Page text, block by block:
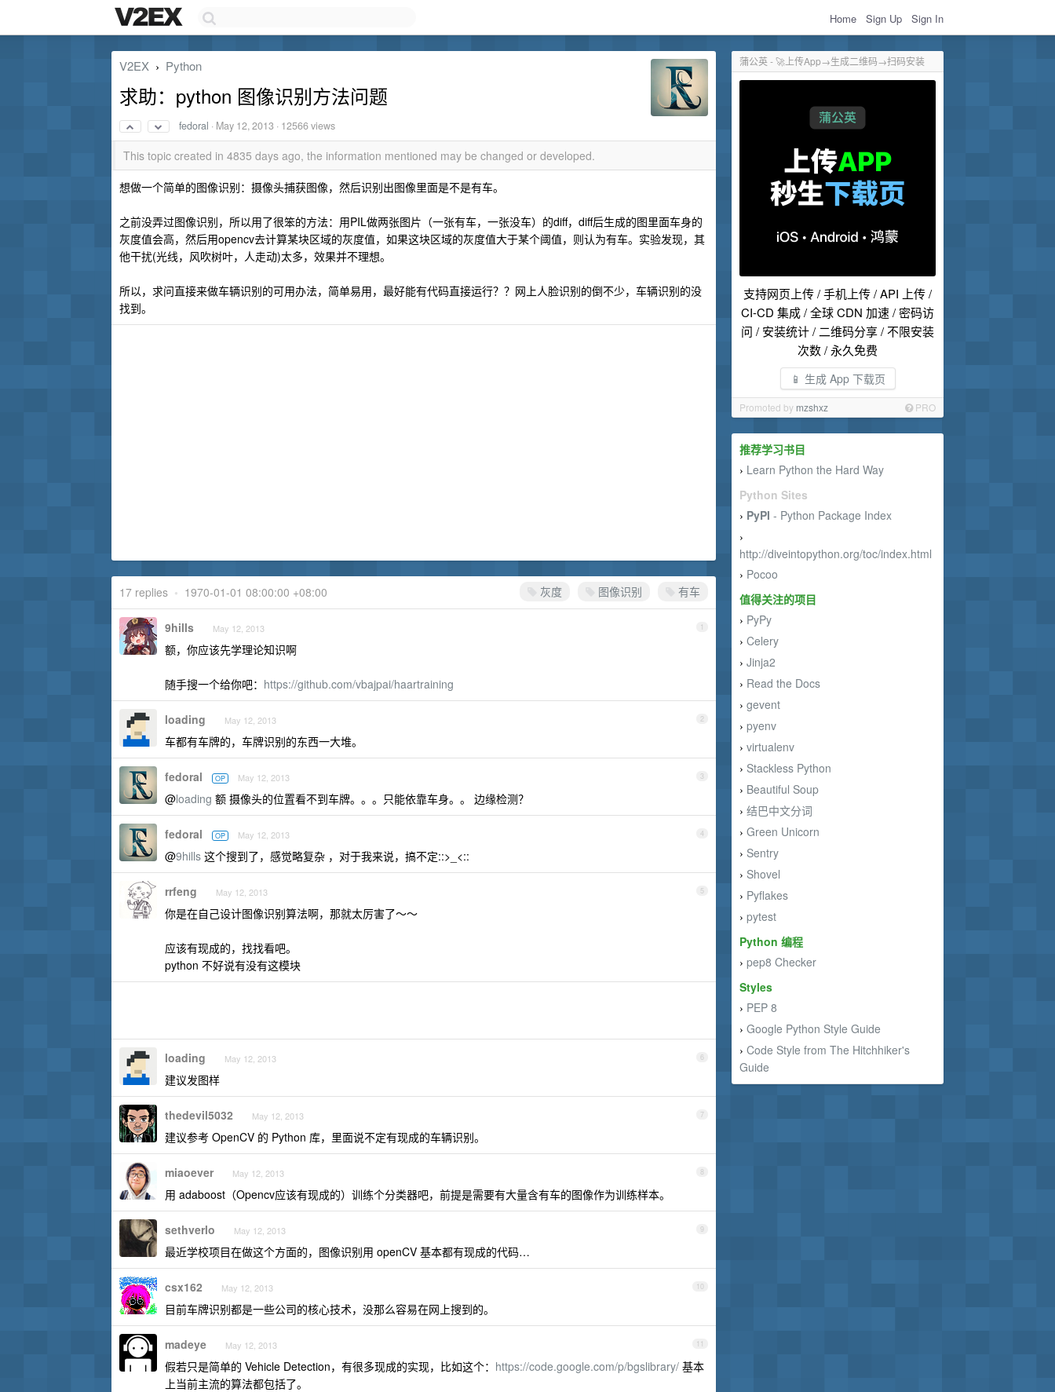
Home Sign Up Sign In
蒲公英 - 🚀上传App→生成二维码→扫码安装
支持网页上传 / 手机上传 / API 上传 /
CI-CD 集成 / 全球 CDN 加速 / 密码访
问 / 安装统计 / 二维码分享 / 不限安装
次数 / 永久免费
📱 生成 App 下载页
Promoted by mzshxz PRO
推荐学习书目
› Learn Python the Hard Way
Python Sites
› PyPI - Python Package Index
›
http://diveintopython.org/toc/index.html
› Pocoo
值得关注的项目
› PyPy
› Celery
› Jinja2
› Read the Docs
› gevent
› pyenv
› virtualenv
› Stackless Python
› Beautiful Soup
› 结巴中文分词
› Green Unicorn
› Sentry
› Shovel
› Pyflakes
› pytest
Python 编程
› pep8 Checker
Styles
› PEP 8
› Google Python Style Guide
› Code Style from The Hitchhiker's
Guide
V2EX › Python
求助：python 图像识别方法问题
fedoral · May 12, 2013 · 12566 views
This topic created in 4835 days ago, the information mentioned may be changed or developed.
想做一个简单的图像识别：摄像头捕获图像，然后识别出图像里面是不是有车。
之前没弄过图像识别，所以用了很笨的方法：用PIL做两张图片（一张有车，一张没车）的diff，diff后生成的图里面车身的
灰度值会高，然后用opencv去计算某块区域的灰度值，如果这块区域的灰度值大于某个阈值，则认为有车。实验发现，其
他干扰(光线，风吹树叶，人走动)太多，效果并不理想。
所以，求问直接来做车辆识别的可用办法，简单易用，最好能有代码直接运行？？网上人脸识别的倒不少，车辆识别的没
找到。
灰度 图像识别 有车
17 replies • 1970-01-01 08:00:00 +08:00
1
9hills May 12, 2013
额，你应该先学理论知识啊
随手搜一个给你吧： https://github.com/vbajpai/haartraining
2
loading May 12, 2013
车都有车牌的，车牌识别的东西一大堆。
3
fedoral OP May 12, 2013
@loading 额 摄像头的位置看不到车牌。。。只能依靠车身。。 边缘检测？
4
fedoral OP May 12, 2013
@9hills 这个搜到了，感觉略复杂 ，对于我来说，搞不定::>_<::
5
rrfeng May 12, 2013
你是在自己设计图像识别算法啊，那就太厉害了～～
应该有现成的，找找看吧。
python 不好说有没有这模块
6
loading May 12, 2013
建议发图样
7
thedevil5032 May 12, 2013
建议参考 OpenCV 的 Python 库，里面说不定有现成的车辆识别。
8
miaoever May 12, 2013
用 adaboost（Opencv应该有现成的）训练个分类器吧，前提是需要有大量含有车的图像作为训练样本。
9
sethverlo May 12, 2013
最近学校项目在做这个方面的，图像识别用 openCV 基本都有现成的代码…
10
csx162 May 12, 2013
目前车牌识别都是一些公司的核心技术，没那么容易在网上搜到的。
11
madeye May 12, 2013
假若只是简单的 Vehicle Detection，有很多现成的实现，比如这个： https://code.google.com/p/bgslibrary/ 基本
上当前主流的算法都包括了。